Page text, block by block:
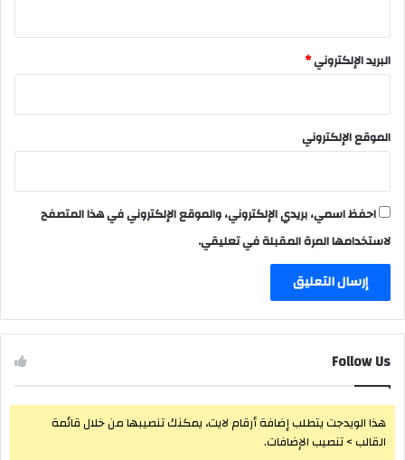
البريد الإلكتروني*
الموقع الإلكتروني
احفظ اسمي، بريدي الإلكتروني، والموقع الإلكتروني في هذا المتصفح
لاستخدامها المرة المقبلة في تعليقي.
Follow Us
هذا الويدجت يتطلب إضافة أرقام لايت، يمكنك تنصيبها من خلال قائمة
القالب > تنصيب الإضافات.